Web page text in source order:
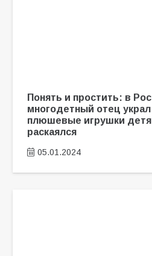
Понять и простить: в
многодетный отец
плюшевые игрушки
раскаялся
05.01.2024